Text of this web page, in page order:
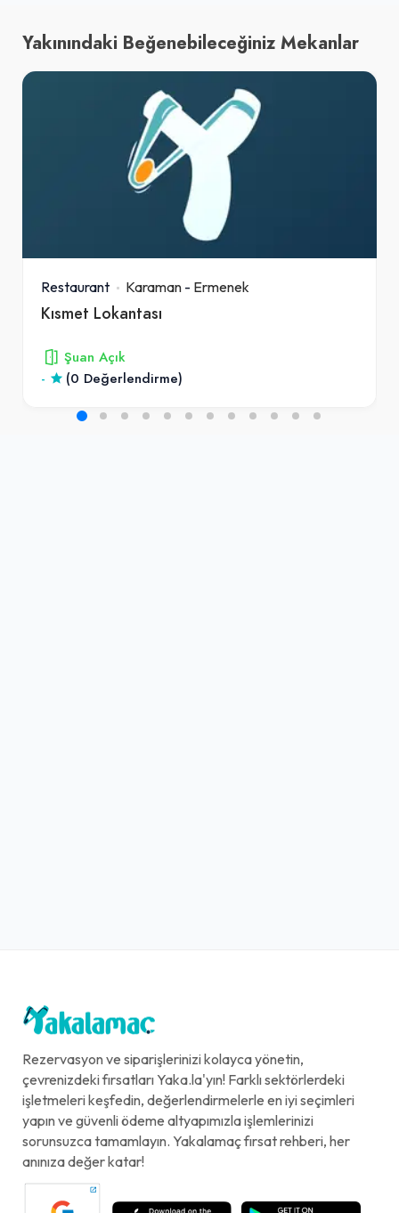
Yakınındaki Beğenebileceğiniz Mekanlar
Restaurant Karaman - Ermenek
Kısmet Lokantası
Şuan Açık
-
(0 Değerlendirme)
Rezervasyon ve siparişlerinizi kolayca yönetin,
çevrenizdeki fırsatları Yaka.la'yın! Farklı sektörlerdeki
işletmeleri keşfedin, değerlendirmelerle en iyi seçimleri
yapın ve güvenli ödeme altyapımızla işlemlerinizi
sorunsuzca tamamlayın. Yakalamaç fırsat rehberi, her
anınıza değer katar!